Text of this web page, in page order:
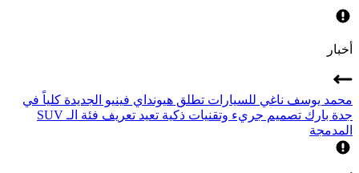
أخبار
محمد يوسف ناغي للسيارات تطلق هيونداي فينيو الجديدة كلياً في
جدة بارك تصميم جريء وتقنيات ذكية تعيد تعريف فئة الـ SUV
المدمجة